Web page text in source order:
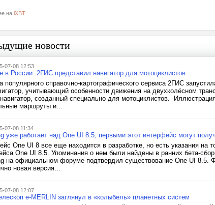
на iXBT
новости
07-08 12:53
в России: 2ГИС представил навигатор для мотоциклистов
популярного справочно-картографического сервиса 2ГИС
учитывающий особенности движения на двухколёсном
созданный специально для мотоциклистов.
маршруты и...
07-08 11:34
уже работает над One UI 8.5, первыми этот интерфейс могут
One UI 8 все еще находится в разработке, но есть указания на
One UI 8.5. Упоминания о нем были найдены в ранних бета-
на официальном форуме подтвердил существование One UI 8.5.
новая версия...
07-08 12:07
e-MERLIN заглянул в «колыбель» планетных систем